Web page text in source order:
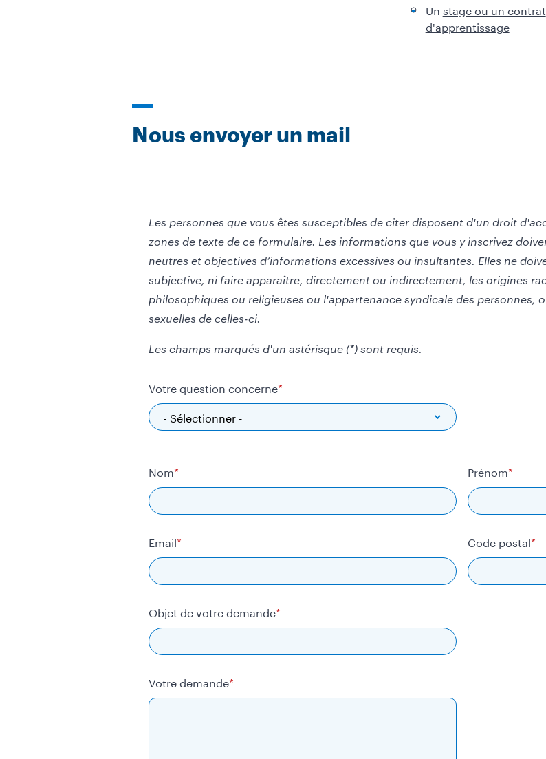
Un stage ou un contrat
d'apprentissage
Nous envoyer un mail
Les personnes que vous êtes susceptibles de citer disposent d'un droit
zones de texte de ce formulaire. Les informations que vous y inscrivez
neutres et objectives d’informations excessives ou insultantes. Elles ne
subjective, ni faire apparaître, directement ou indirectement, les origines
philosophiques ou religieuses ou l'appartenance syndicale des personnes,
sexuelles de celles-ci.
Les champs marqués d'un astérisque (*) sont requis.
Votre question concerne
Nom Prénom
Email Code postal
Objet de votre demande
Votre demande